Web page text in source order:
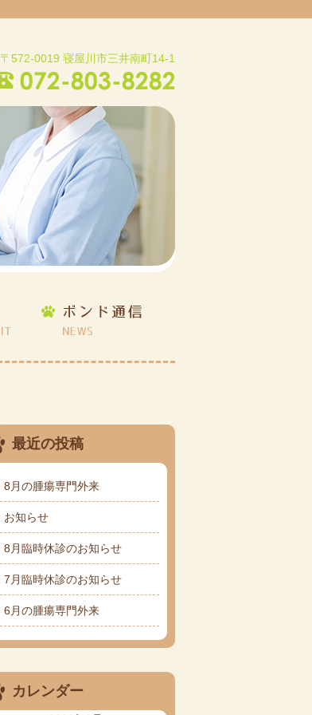
〒572-0019 寝屋川市三井南町14-1
最近の投稿
8月の腫瘍専門外来
お知らせ
8月臨時休診のお知らせ
7月臨時休診のお知らせ
6月の腫瘍専門外来
カレンダー